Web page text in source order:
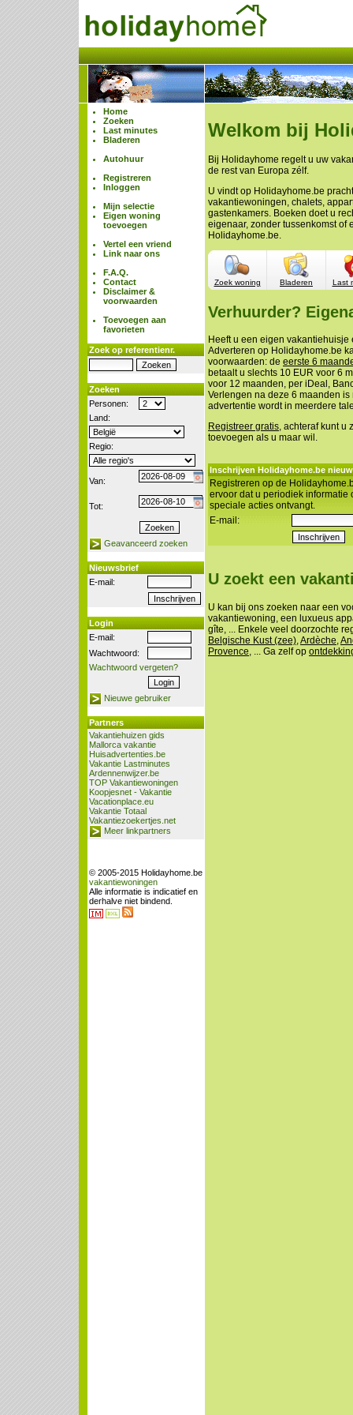
Home
Zoeken
Last minutes
Bladeren
Autohuur
Registreren
Inloggen
Mijn selectie
Eigen woning
toevoegen
Vertel een vriend
Link naar ons
F.A.Q.
Contact
Disclaimer &
voorwaarden
Toevoegen aan
favorieten
Zoek op referentienr.
Zoeken
Personen:
Land:
Regio:
Van:
Tot:
Geavanceerd zoeken
Nieuwsbrief
E-mail:
Login
E-mail:
Wachtwoord:
Wachtwoord vergeten?
Nieuwe gebruiker
Partners
Vakantiehuizen gids
Mallorca vakantie
Huisadvertenties.be
Vakantie Lastminutes
Ardennenwijzer.be
TOP Vakantiewoningen
Koopjesnet - Vakantie
Vacationplace.eu
Vakantie Totaal
Vakantiezoekertjes.net
Meer linkpartners
© 2005-2015 Holidayhome.be
vakantiewoningen
Alle informatie is indicatief en
derhalve niet bindend.
Welkom bij
Bij Holidayhome regelt u uw
de rest van Europa zélf.
U vindt op Holidayhome.be
vakantiewoningen, chalets,
gastenkamers. Boeken doet u
eigenaar, zonder tussenkomst of
Holidayhome.be.
Zoek woning Bladeren Last
Verhuurder?
Heeft u een eigen
Adverteren op Holidayhome.be
voorwaarden: de eerste 6
betaalt u slechts 10 EUR voor 6
voor 12 maanden, per iDeal,
Verlengen na deze 6 maanden is
advertentie wordt in meerdere
Registreer gratis, achteraf kunt u
toevoegen als u maar wil.
Inschrijven Holidayhome.be
Registreren op de
ervoor dat u periodiek informatie
speciale acties ontvangt.
E-mail:
U zoekt een
U kan bij ons zoeken naar een
vakantiewoning, een luxueus
gîte, ... Enkele veel doorzochte
Belgische Kust (zee) Ardèche
Provence , ... Ga zelf op